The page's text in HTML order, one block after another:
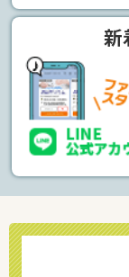
新